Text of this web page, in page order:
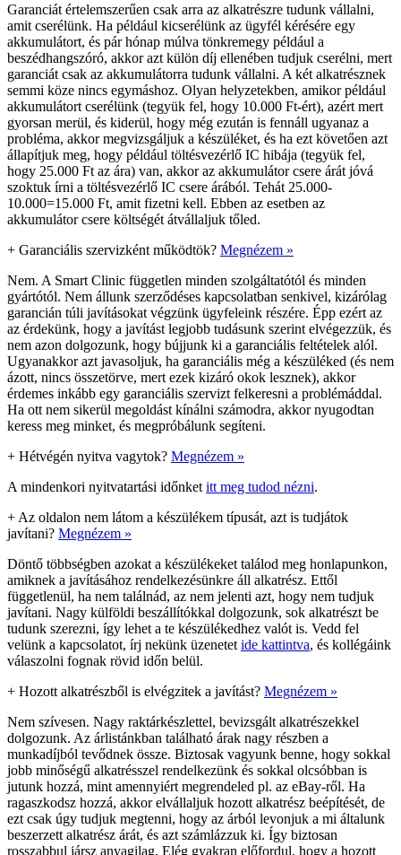
Garanciát értelemszerűen csak arra az alkatrészre tudunk vállalni,
amit cserélünk. Ha például kicserélünk az ügyfél kérésére egy
akkumulátort, és pár hónap múlva tönkremegy például a
beszédhangszóró, akkor azt külön díj ellenében tudjuk cserélni, mert
garanciát csak az akkumulátorra tudunk vállalni. A két alkatrésznek
semmi köze nincs egymáshoz. Olyan helyzetekben, amikor például
akkumulátort cserélünk (tegyük fel, hogy 10.000 Ft-ért), azért mert
gyorsan merül, és kiderül, hogy még ezután is fennáll ugyanaz a
probléma, akkor megvizsgáljuk a készüléket, és ha ezt követően azt
állapítjuk meg, hogy például töltésvezérlő IC hibája (tegyük fel,
hogy 25.000 Ft az ára) van, akkor az akkumulátor csere árát jóvá
szoktuk írni a töltésvezérlő IC csere árából. Tehát 25.000-
10.000=15.000 Ft, amit fizetni kell. Ebben az esetben az
akkumulátor csere költségét átvállaljuk tőled.
+ Garanciális szervizként működtök? Megnézem »
Nem. A Smart Clinic független minden szolgáltatótól és minden
gyártótól. Nem állunk szerződéses kapcsolatban senkivel, kizárólag
garancián túli javításokat végzünk ügyfeleink részére. Épp ezért az
az érdekünk, hogy a javítást legjobb tudásunk szerint elvégezzük, és
nem azon dolgozunk, hogy bújjunk ki a garanciális feltételek alól.
Ugyanakkor azt javasoljuk, ha garanciális még a készüléked (és nem
ázott, nincs összetörve, mert ezek kizáró okok lesznek), akkor
érdemes inkább egy garanciális szervizt felkeresni a problémáddal.
Ha ott nem sikerül megoldást kínálni számodra, akkor nyugodtan
keress meg minket, és megpróbálunk segíteni.
+ Hétvégén nyitva vagytok? Megnézem »
A mindenkori nyitvatartási időnket itt meg tudod nézni.
+ Az oldalon nem látom a készülékem típusát, azt is tudjátok
javítani? Megnézem »
Döntő többségben azokat a készülékeket találod meg honlapunkon,
amiknek a javításához rendelkezésünkre áll alkatrész. Ettől
függetlenül, ha nem találnád, az nem jelenti azt, hogy nem tudjuk
javítani. Nagy külföldi beszállítókkal dolgozunk, sok alkatrészt be
tudunk szerezni, így lehet a te készülékedhez valót is. Vedd fel
velünk a kapcsolatot, írj nekünk üzenetet ide kattintva, és kollégáink
válaszolni fognak rövid időn belül.
+ Hozott alkatrészből is elvégzitek a javítást? Megnézem »
Nem szívesen. Nagy raktárkészlettel, bevizsgált alkatrészekkel
dolgozunk. Az árlistánkban található árak nagy részben a
munkadíjból tevődnek össze. Biztosak vagyunk benne, hogy sokkal
jobb minőségű alkatrésszel rendelkezünk és sokkal olcsóbban is
jutunk hozzá, mint amennyiért megrendeled pl. az eBay-ről. Ha
ragaszkodsz hozzá, akkor elvállaljuk hozott alkatrész beépítését, de
ezt csak úgy tudjuk megtenni, hogy az árból levonjuk a mi általunk
beszerzett alkatrész árát, és azt számlázzuk ki. Így biztosan
rosszabbul jársz anyagilag. Elég gyakran előfordul, hogy a hozott